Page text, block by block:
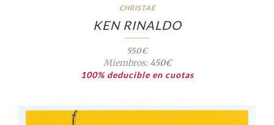
CHRISTAE
KEN RINALDO
550€
Miembros:450€
100% deducible en cuotas